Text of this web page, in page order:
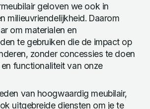
geloven we ook in
milieuvriendelijkheid. Daarom
om materialen en
te gebruiken die de impact op
zonder concessies te doen
functionaliteit van onze
van hoogwaardig meubilair,
uitgebreide diensten om je te